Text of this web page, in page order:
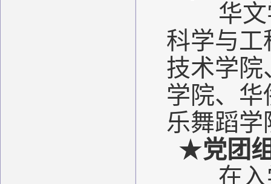
华
科学与工
技术学院
学院、
乐舞蹈学
★党团
在